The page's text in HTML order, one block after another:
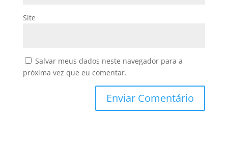
Site
Salvar meus dados neste navegador para a
próxima vez que eu comentar.